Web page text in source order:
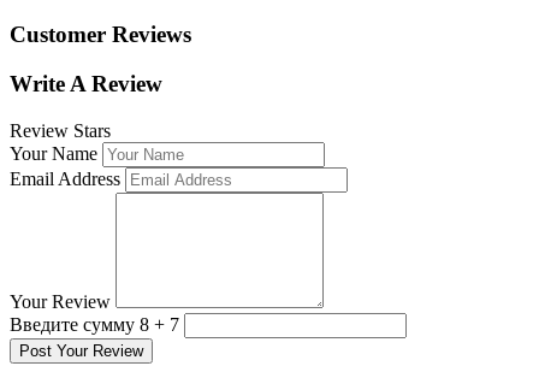
Customer Reviews
Write A Review
Review Stars
Your Name
Email Address
Your Review
Введите сумму 8 + 7
Post Your Review